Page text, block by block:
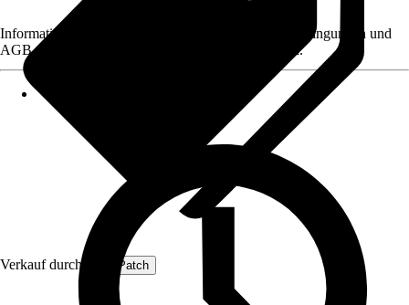
Verkauf durch: ProfiPatch
Informationen des Verkäufers, wie z. B. Rückgabebedingungen und
AGB, finden Sie bei Klick auf den Verkäufernamen.